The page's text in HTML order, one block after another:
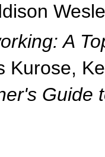
A
Kurose,
Guide